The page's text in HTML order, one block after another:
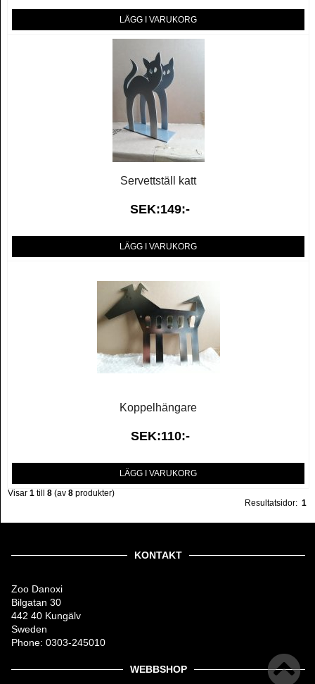
LÄGG I VARUKORG
Servettställ katt
SEK:149:-
LÄGG I VARUKORG
Koppelhängare
SEK:110:-
LÄGG I VARUKORG
Visar 1 till 8 (av 8 produkter)
Resultatsidor: 1
KONTAKT
Zoo Danoxi
Bilgatan 30
442 40 Kungälv
Sweden
Phone: 0303-245010
WEBBSHOP